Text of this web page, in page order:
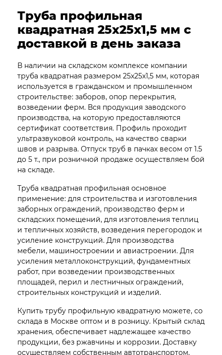
Труба профильная
квадратная 25х25х1,5 мм с
доставкой в день заказа
В наличии на складском комплексе компании
труба квадратная размером 25х25х1,5 мм, которая
используется в гражданском и промышленном
строительстве: заборов, опор перекрытия,
возведении ферм. Вся продукция заводского
производства, на которую предоставляются
сертификат соответствия. Профиль проходит
ультразвуковой контроль, на качество сварки
швов и разрыва. Отпуск труб в пачках весом от 1.5
до 5 т., при розничной продаже осуществляем бой
на складе.
Труба квадратная профильная основное
применение: для строительства и изготовления
заборных ограждений, производство ферм и
складских помещений, для изготовления теплиц
и тепличных хозяйств, возведения перегородок и
усиление конструкций. Для производства
мебели, машиностроении и авиастроении. Для
усиления металлоконструкций, фундаментных
работ, при возведении производственных
площадей, перил и лестничных ограждений,
строительных конструкций и изделий.
Купить трубу профильную квадратную можете, со
склада в Москве оптом и в розницу. Крытый склад
хранения, обеспечивает надлежащее качество
продукции, без ржавчины и коррозии. Доставку
осуществляем собственным автотранспортом,